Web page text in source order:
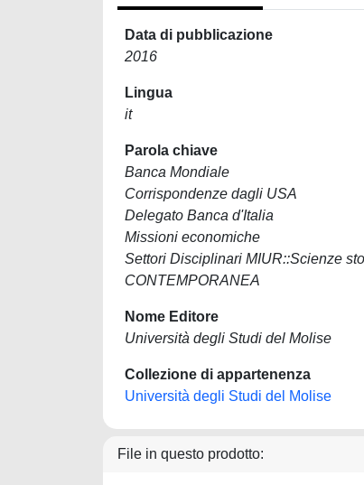
Data di pubblicazione
2016
Lingua
it
Parola chiave
Banca Mondiale
Corrispondenze dagli USA
Delegato Banca d'Italia
Missioni economiche
Settori Disciplinari MIUR::Scienze
CONTEMPORANEA
Nome Editore
Università degli Studi del Molise
Collezione di appartenenza
Università degli Studi del Molise
File in questo prodotto: